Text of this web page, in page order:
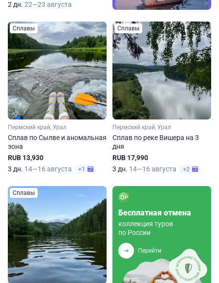
2 дн. 22—23 августа
Сплавы
Пермский край, Урал
Сплав по Сылве и аномальная
зона
RUB 13,930
3 дн. 14—16 августа +1
Сплавы
Пермский край, Урал
Сплав по реке Вишера на 3
дня
RUB 17,990
3 дн. 14—16 августа +2
Сплавы
Бесплатная отмена
коллекция туров
по России
Перейти